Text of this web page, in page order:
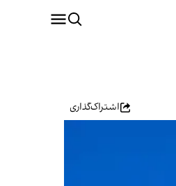
اشتراک‌گذاری